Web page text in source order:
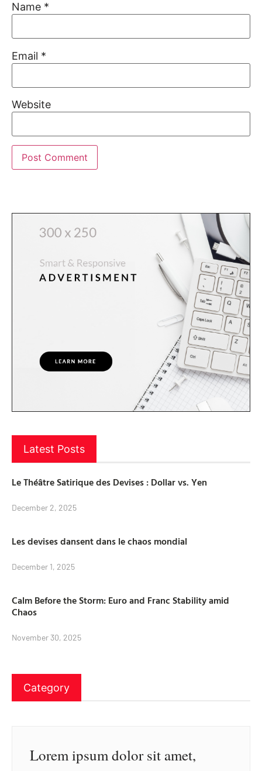
Name *
Email *
Website
Latest Posts
Le Théâtre Satirique des Devises : Dollar vs. Yen
December 2, 2025
Les devises dansent dans le chaos mondial
December 1, 2025
Calm Before the Storm: Euro and Franc Stability amid
Chaos
November 30, 2025
Category
Lorem ipsum dolor sit amet,